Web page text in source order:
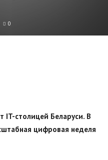
0
IT-столицей Беларуси. В
цифровая неделя